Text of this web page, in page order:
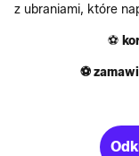
z ubraniami, które
⚽
⚽